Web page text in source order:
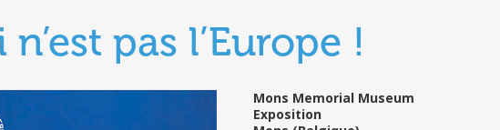
n’est pas l’Europe !
Mons Memorial Museum
Exposition